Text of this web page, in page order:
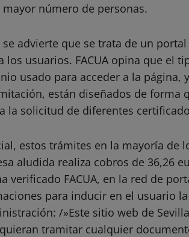
número de personas.
advierte que se trata de un
los usuarios. FACUA opina que el
usado para acceder a la página,
están diseñados de forma
la solicitud de diferentes
estos trámites en la mayoría de
aludida realiza cobros de 36,26
verificado FACUA, en la red de
para inducir en el usuario
/»Este sitio web de
tramitar cualquier